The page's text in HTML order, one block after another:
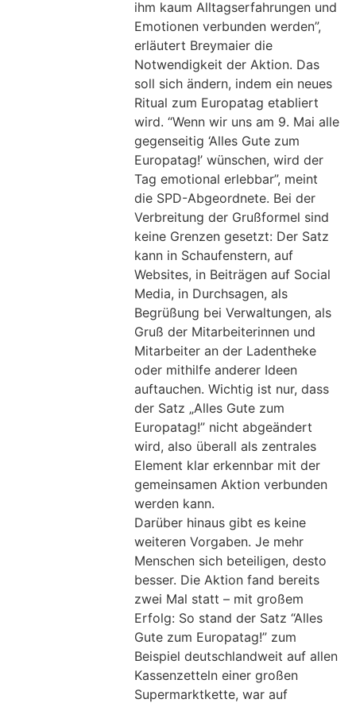
ihm kaum Alltagserfahrungen und
Emotionen verbunden werden”,
erläutert Breymaier die
Notwendigkeit der Aktion. Das
soll sich ändern, indem ein neues
Ritual zum Europatag etabliert
wird. “Wenn wir uns am 9. Mai alle
gegenseitig ‘Alles Gute zum
Europatag!’ wünschen, wird der
Tag emotional erlebbar”, meint
die SPD-Abgeordnete. Bei der
Verbreitung der Grußformel sind
keine Grenzen gesetzt: Der Satz
kann in Schaufenstern, auf
Websites, in Beiträgen auf Social
Media, in Durchsagen, als
Begrüßung bei Verwaltungen, als
Gruß der Mitarbeiterinnen und
Mitarbeiter an der Ladentheke
oder mithilfe anderer Ideen
auftauchen. Wichtig ist nur, dass
der Satz „Alles Gute zum
Europatag!” nicht abgeändert
wird, also überall als zentrales
Element klar erkennbar mit der
gemeinsamen Aktion verbunden
werden kann.
Darüber hinaus gibt es keine
weiteren Vorgaben. Je mehr
Menschen sich beteiligen, desto
besser. Die Aktion fand bereits
zwei Mal statt – mit großem
Erfolg: So stand der Satz “Alles
Gute zum Europatag!” zum
Beispiel deutschlandweit auf allen
Kassenzetteln einer großen
Supermarktkette, war auf